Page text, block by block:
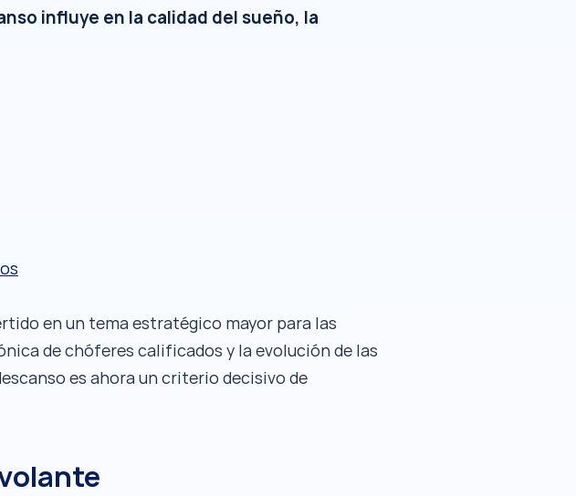
influye en la calidad del sueño, la
en un tema estratégico mayor para las
de chóferes calificados y la evolución de las
es ahora un criterio decisivo de